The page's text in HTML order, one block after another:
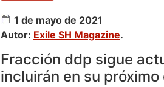
1 de mayo de 2021
Autor: Exile SH Magazine.
Fracción ddp sigue
incluirán en su próximo